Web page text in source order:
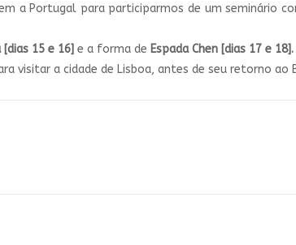
a Portugal para participarmos de um seminário
[dias 15 e 16] e a forma de Espada Chen [dias 17 e 18].
visitar a cidade de Lisboa, antes de seu retorno ao